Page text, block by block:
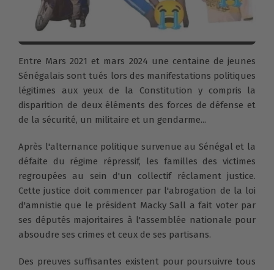
Entre Mars 2021 et mars 2024 une centaine de jeunes
Sénégalais sont tués lors des manifestations politiques
légitimes aux yeux de la Constitution y compris la
disparition de deux éléments des forces de défense et
de la sécurité, un militaire et un gendarme...
Après l'alternance politique survenue au Sénégal et la
défaite du régime répressif, les familles des victimes
regroupées au sein d'un collectif réclament justice.
Cette justice doit commencer par l'abrogation de la loi
d'amnistie que le président Macky Sall a fait voter par
ses députés majoritaires à l'assemblée nationale pour
absoudre ses crimes et ceux de ses partisans.
Des preuves suffisantes existent pour poursuivre tous